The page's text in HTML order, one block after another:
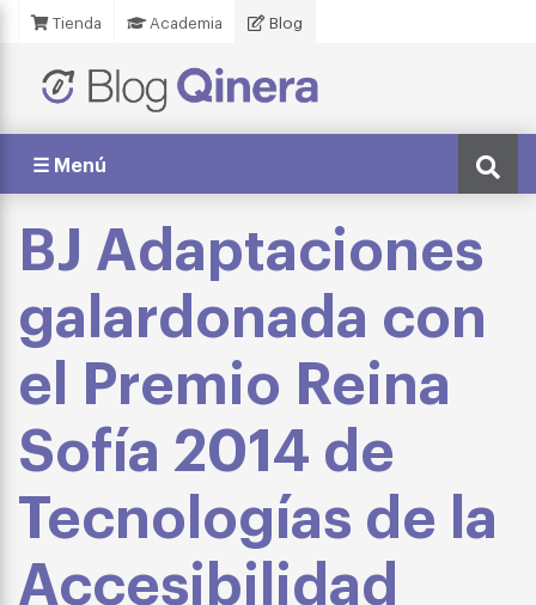
Tienda Academia Blog
☰ Menú
BJ Adaptaciones
galardonada con
el Premio Reina
Sofía 2014 de
Tecnologías de la
Accesibilidad